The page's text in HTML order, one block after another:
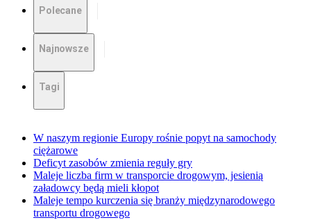
Polecane
Najnowsze
Tagi
W naszym regionie Europy rośnie popyt na samochody
ciężarowe
Deficyt zasobów zmienia reguły gry
Maleje liczba firm w transporcie drogowym, jesienią
załadowcy będą mieli kłopot
Maleje tempo kurczenia się branży międzynarodowego
transportu drogowego